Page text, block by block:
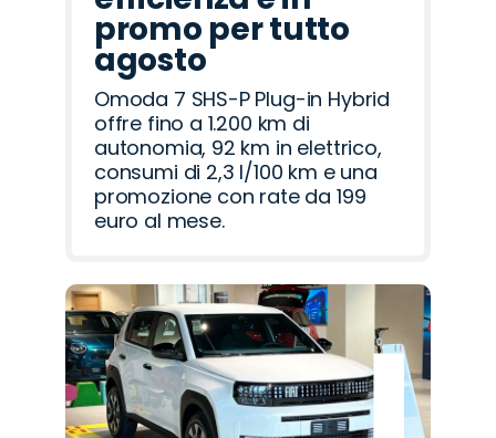
promo per tutto
agosto
Omoda 7 SHS-P Plug-in Hybrid
offre fino a 1.200 km di
autonomia, 92 km in elettrico,
consumi di 2,3 l/100 km e una
promozione con rate da 199
euro al mese.